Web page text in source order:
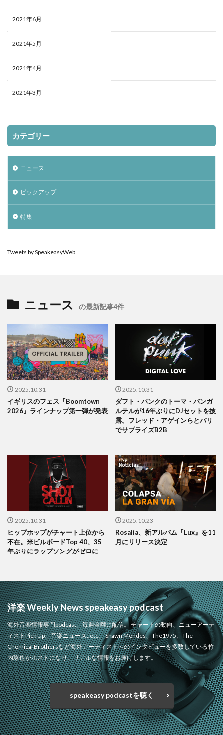
2021年6月
2021年5月
2021年4月
2021年3月
カテゴリー
ニュース
ピックアップ
特集
Tweets by SpeakeasyWeb
ニュース の最新記事4件
2025.10.31
イギリスのフェス『Boomtown
2026』ラインナップ第一弾が発表
2025.10.31
ダフト・パンクのトーマ・バンガ
ルテルが16年ぶりにDJセットを披
露。フレッド・アゲインらとパリ
でサプライズB2B
2025.10.31
ヒップホップがチャート上位から
不在。米ビルボードTop 40、35
年ぶりにラップソングがゼロに
2025.10.23
Rosalía、新アルバム『Lux』を11
月にリリース決定
洋楽 Weekly News speakeasy podcast
海外音楽情報専門podcast。毎週金曜に配信。 チャートの動向、ニューアーテ
ィストPick Up、音楽ニュース..etc。 Shawn Mendes、The1975、The
Chemical Brothersなど海外アーティストへのインタビューを多数している竹
内琢也がホストになり、リアルな情報をお届けします。
speakeasy podcastを聴く